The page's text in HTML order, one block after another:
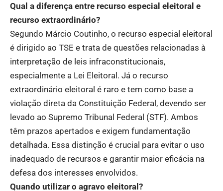
Qual a diferença entre recurso especial eleitoral e
recurso extraordinário?
Segundo Márcio Coutinho, o recurso especial eleitoral
é dirigido ao TSE e trata de questões relacionadas à
interpretação de leis infraconstitucionais,
especialmente a Lei Eleitoral. Já o recurso
extraordinário eleitoral é raro e tem como base a
violação direta da Constituição Federal, devendo ser
levado ao Supremo Tribunal Federal (STF). Ambos
têm prazos apertados e exigem fundamentação
detalhada. Essa distinção é crucial para evitar o uso
inadequado de recursos e garantir maior eficácia na
defesa dos interesses envolvidos.
Quando utilizar o agravo eleitoral?